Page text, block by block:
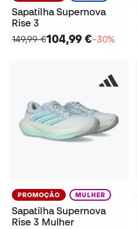
Sapatilha Supernova
Rise 3
149,99 €104,99 €−30%
PROMOÇÃO MULHER
Sapatilha Supernova
Rise 3 Mulher